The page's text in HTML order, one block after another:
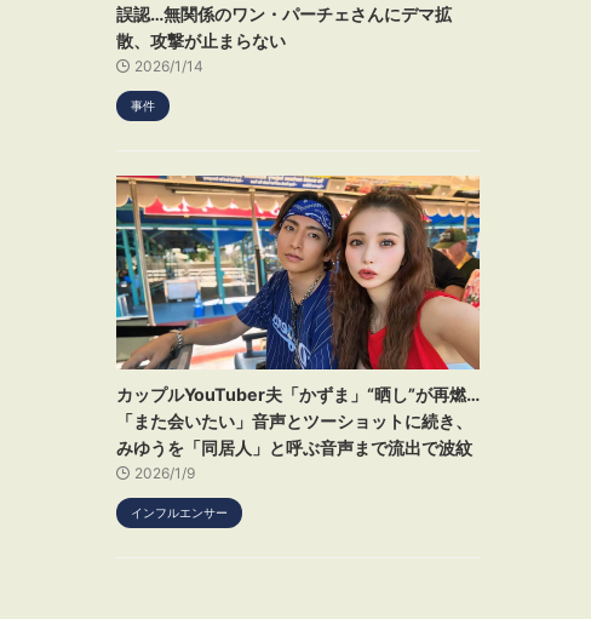
誤認…無関係のワン・パーチェさんにデマ拡
散、攻撃が止まらない
2026/1/14
事件
カップルYouTuber夫「かずま」“晒し”が再燃…
「また会いたい」音声とツーショットに続き、
みゆうを「同居人」と呼ぶ音声まで流出で波紋
2026/1/9
インフルエンサー